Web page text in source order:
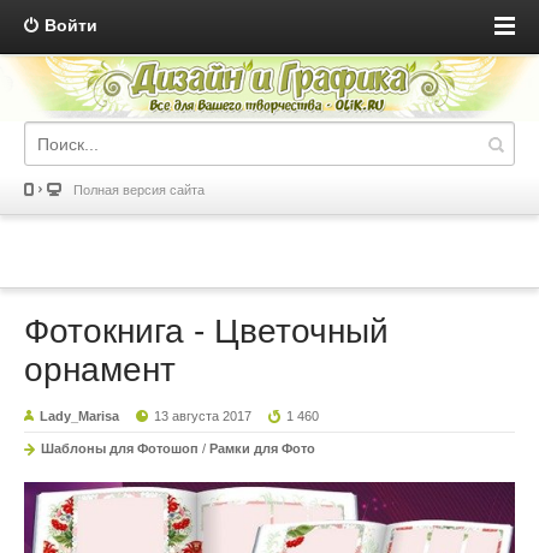
Войти
Полная версия сайта
Фотокнига - Цветочный
орнамент
Lady_Marisa 13 августа 2017 1 460
Шаблоны для Фотошоп / Рамки для Фото